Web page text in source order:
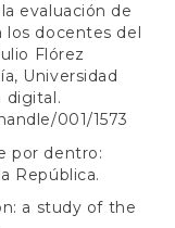
evaluación de
docentes del
Flórez
Universidad
digital.
001/1573
por dentro:
República.
a study of the